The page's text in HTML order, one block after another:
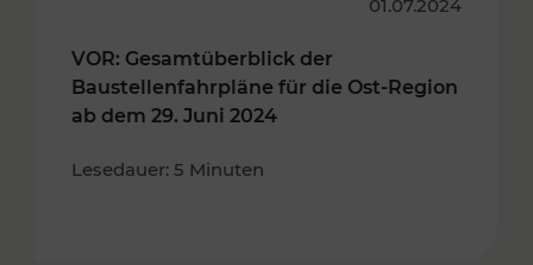
01.07.2024
VOR: Gesamtüberblick der
Baustellenfahrpläne für die Ost-Region
ab dem 29. Juni 2024
Lesedauer: 5 Minuten